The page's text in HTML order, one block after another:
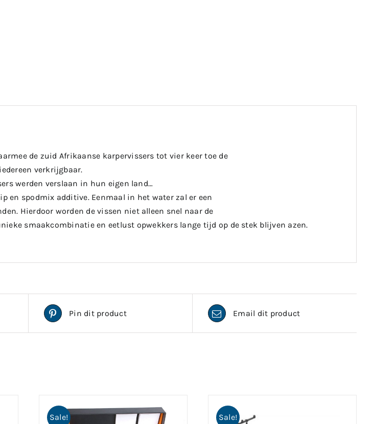
de zuid Afrikaanse karpervissers tot vier keer toe de
verkrijgbaar.
werden verslaan in hun eigen land…
en spodmix additive. Eenmaal in het water zal er een
Hierdoor worden de vissen niet alleen snel naar de
smaakcombinatie en eetlust opwekkers lange tijd op de stek blijven azen.
Pin dit product Email dit product
Sale! Sale!